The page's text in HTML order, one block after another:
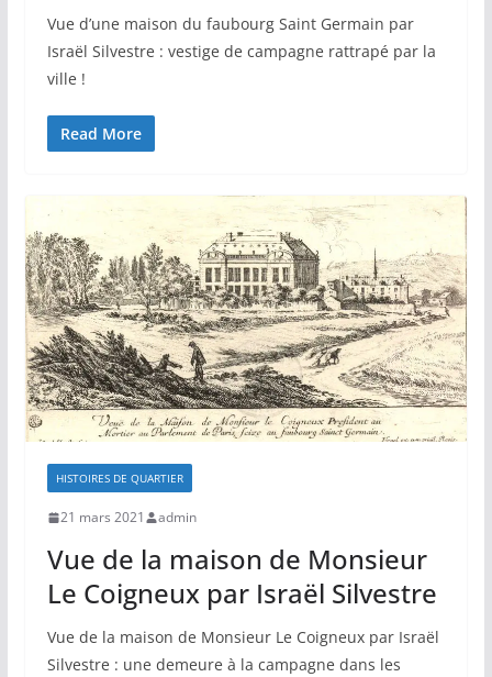
Vue d’une maison du faubourg Saint Germain par
Israël Silvestre : vestige de campagne rattrapé par la
ville !
Read More
HISTOIRES DE QUARTIER
21 mars 2021 admin
Vue de la maison de Monsieur
Le Coigneux par Israël Silvestre
Vue de la maison de Monsieur Le Coigneux par Israël
Silvestre : une demeure à la campagne dans les